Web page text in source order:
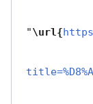
"\url{